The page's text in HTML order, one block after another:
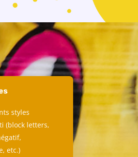
styles
(block letters,
etc.)